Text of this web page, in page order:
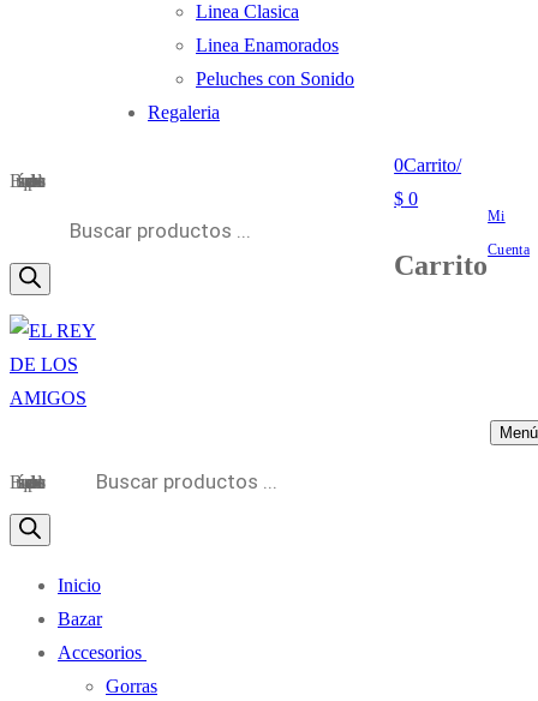
Linea Clasica
Linea Enamorados
Peluches con Sonido
Regaleria
Búsqueda de productos
0Carrito/
$ 0
Carrito
Mi
Cuenta
Menú
Búsqueda de productos
Inicio
Bazar
Accesorios
Gorras